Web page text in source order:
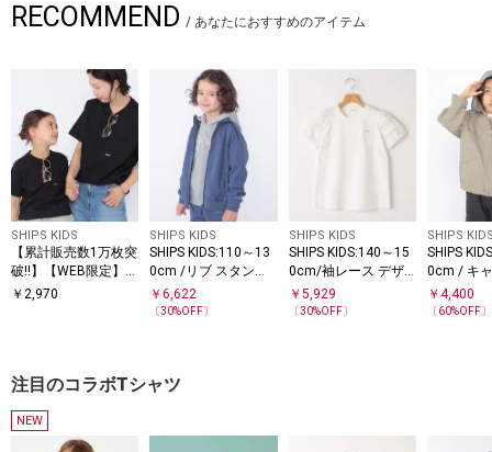
RECOMMEND / あなたにおすすめのアイテム
SHIPS KIDS
【累計販売数1万枚突
破!!】【WEB限定】S
HIPS KIDS:100～160
￥ 2,970
SHIPS KIDS
SHIPS KIDS:110～13
0cm /リブ スタンド
トラックジャケット
￥6,622
〔30%OFF〕
SHIPS KIDS
SHIPS KIDS:140～15
0cm/袖レース デザ
イン Tシャツ
￥ 5,929
〔30%OFF〕
SHIPS
SHIPS
0cm / キ
イン コッ
ー
￥4,400
〔60%OFF〕
注目のコラボTシャツ
NEW